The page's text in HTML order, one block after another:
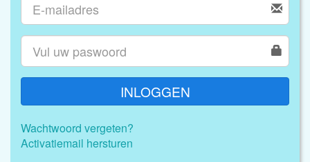
INLOGGEN
Wachtwoord vergeten?
Activatiemail hersturen